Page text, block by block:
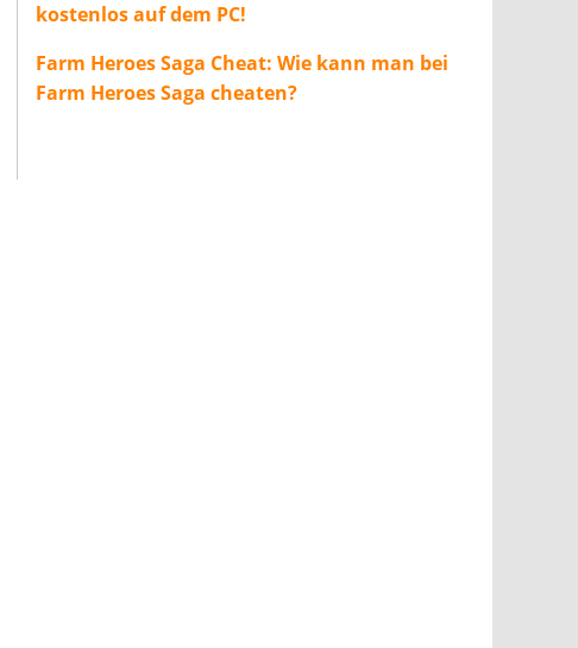
kostenlos auf dem PC!
Farm Heroes Saga Cheat: Wie kann man bei
Farm Heroes Saga cheaten?